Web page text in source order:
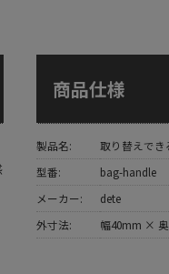
商品仕様
製品名:
取り替えでき
型番:
bag-handle
メーカー:
dete
外寸法:
幅40mm ×